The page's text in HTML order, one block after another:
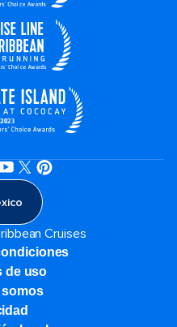
Cruises
de uso
somos